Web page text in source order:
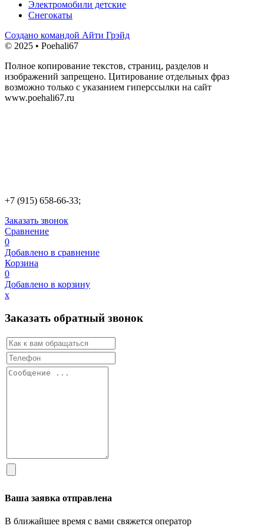
Электромобили детские
Снегокаты
Создано командой Айти Грэйд
© 2025 • Poehali67
Полное копирование текстов, страниц, разделов и
изображений запрещено. Цитирование отдельных фраз
возможно только с указанием гиперссылки на сайт
www.poehali67.ru
+7 (915) 658-66-33;
Заказать звонок
Сравнение
0
Добавлено в сравнение
Корзина
0
Добавлено в корзину
х
Заказать обратный звонок
Ваша заявка отправлена
В ближайшее время с вами свяжется оператор